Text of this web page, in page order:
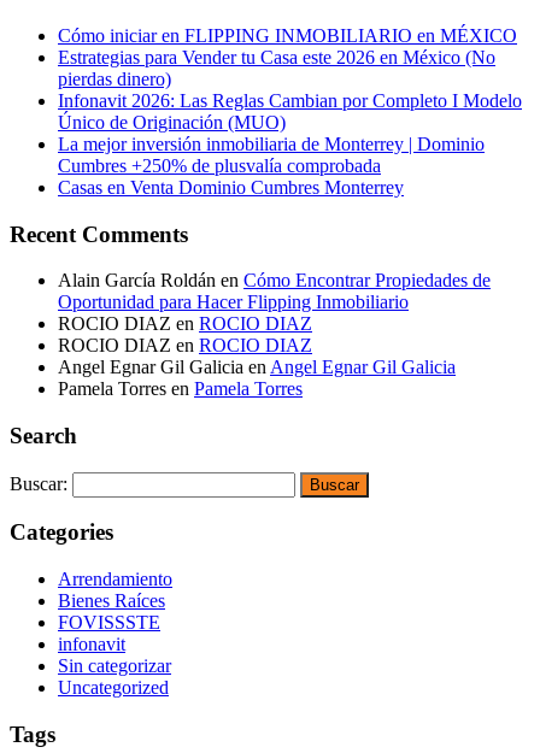
Cómo iniciar en FLIPPING INMOBILIARIO en MÉXICO
Estrategias para Vender tu Casa este 2026 en México (No
pierdas dinero)
Infonavit 2026: Las Reglas Cambian por Completo I Modelo
Único de Originación (MUO)
La mejor inversión inmobiliaria de Monterrey | Dominio
Cumbres +250% de plusvalía comprobada
Casas en Venta Dominio Cumbres Monterrey
Recent Comments
Alain García Roldán en Cómo Encontrar Propiedades de
Oportunidad para Hacer Flipping Inmobiliario
ROCIO DIAZ en ROCIO DIAZ
ROCIO DIAZ en ROCIO DIAZ
Angel Egnar Gil Galicia en Angel Egnar Gil Galicia
Pamela Torres en Pamela Torres
Search
Buscar:
Categories
Arrendamiento
Bienes Raíces
FOVISSSTE
infonavit
Sin categorizar
Uncategorized
Tags